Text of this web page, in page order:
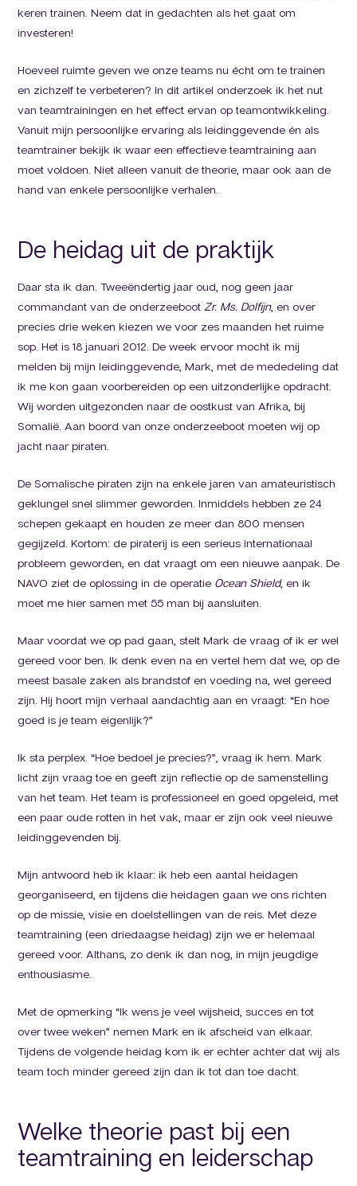
keren trainen. Neem dat in gedachten als het gaat om
investeren!
Hoeveel ruimte geven we onze teams nu écht om te trainen
en zichzelf te verbeteren? In dit artikel onderzoek ik het nut
van teamtrainingen en het effect ervan op teamontwikkeling.
Vanuit mijn persoonlijke ervaring als leidinggevende én als
teamtrainer bekijk ik waar een effectieve teamtraining aan
moet voldoen. Niet alleen vanuit de theorie, maar ook aan de
hand van enkele persoonlijke verhalen.
De heidag uit de praktijk
Daar sta ik dan. Tweeëndertig jaar oud, nog geen jaar
commandant van de onderzeeboot Zr. Ms. Dolfijn, en over
precies drie weken kiezen we voor zes maanden het ruime
sop. Het is 18 januari 2012. De week ervoor mocht ik mij
melden bij mijn leidinggevende, Mark, met de mededeling dat
ik me kon gaan voorbereiden op een uitzonderlijke opdracht.
Wij worden uitgezonden naar de oostkust van Afrika, bij
Somalië. Aan boord van onze onderzeeboot moeten wij op
jacht naar piraten.
De Somalische piraten zijn na enkele jaren van amateuristisch
geklungel snel slimmer geworden. Inmiddels hebben ze 24
schepen gekaapt en houden ze meer dan 800 mensen
gegijzeld. Kortom: de piraterij is een serieus internationaal
probleem geworden, en dat vraagt om een nieuwe aanpak. De
NAVO ziet de oplossing in de operatie Ocean Shield, en ik
moet me hier samen met 55 man bij aansluiten.
Maar voordat we op pad gaan, stelt Mark de vraag of ik er wel
gereed voor ben. Ik denk even na en vertel hem dat we, op de
meest basale zaken als brandstof en voeding na, wel gereed
zijn. Hij hoort mijn verhaal aandachtig aan en vraagt: “En hoe
goed is je team eigenlijk?”
Ik sta perplex. “Hoe bedoel je precies?”, vraag ik hem. Mark
licht zijn vraag toe en geeft zijn reflectie op de samenstelling
van het team. Het team is professioneel en goed opgeleid, met
een paar oude rotten in het vak, maar er zijn ook veel nieuwe
leidinggevenden bij.
Mijn antwoord heb ik klaar: ik heb een aantal heidagen
georganiseerd, en tijdens die heidagen gaan we ons richten
op de missie, visie en doelstellingen van de reis. Met deze
teamtraining (een driedaagse heidag) zijn we er helemaal
gereed voor. Althans, zo denk ik dan nog, in mijn jeugdige
enthousiasme.
Met de opmerking “Ik wens je veel wijsheid, succes en tot
over twee weken” nemen Mark en ik afscheid van elkaar.
Tijdens de volgende heidag kom ik er echter achter dat wij als
team toch minder gereed zijn dan ik tot dan toe dacht.
Welke theorie past bij een
teamtraining en leiderschap